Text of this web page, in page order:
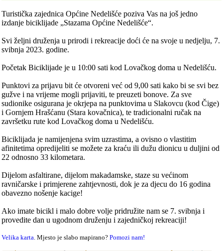
Turistička zajednica Općine Nedelišće poziva Vas na još jedno
izdanje biciklijade „Stazama Općine Nedelišće“.
Svi željni druženja u prirodi i rekreacije doći će na svoje u nedjelju, 7.
svibnja 2023. godine.
Početak Biciklijade je u 10:00 sati kod Lovačkog doma u Nedelišću.
Punktovi za prijavu bit će otvoreni već od 9,00 sati kako bi se svi bez
gužve i na vrijeme mogli prijaviti, te preuzeti bonove. Za sve
sudionike osigurana je okrjepa na punktovima u Slakovcu (kod Čige)
i Gornjem Hrašćanu (Stara kovačnica), te tradicionalni ručak na
završetku rute kod Lovačkog doma u Nedelišću.
Biciklijada je namijenjena svim uzrastima, a ovisno o vlastitim
afinitetima opredijeliti se možete za kraću ili dužu dionicu u duljini od
22 odnosno 33 kilometara.
Dijelom asfaltirane, dijelom makadamske, staze su većinom
ravničarske i primjerene zahtjevnosti, dok je za djecu do 16 godina
obavezno nošenje kacige!
Ako imate bicikl i malo dobre volje pridružite nam se 7. svibnja i
provedite dan u ugodnom druženju i zajedničkoj rekreaciji!
Velika karta. Mjesto je slabo mapirano?Pomozi nam!